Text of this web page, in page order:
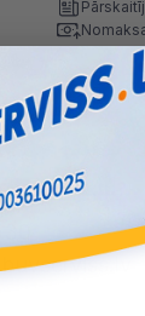
produktu?